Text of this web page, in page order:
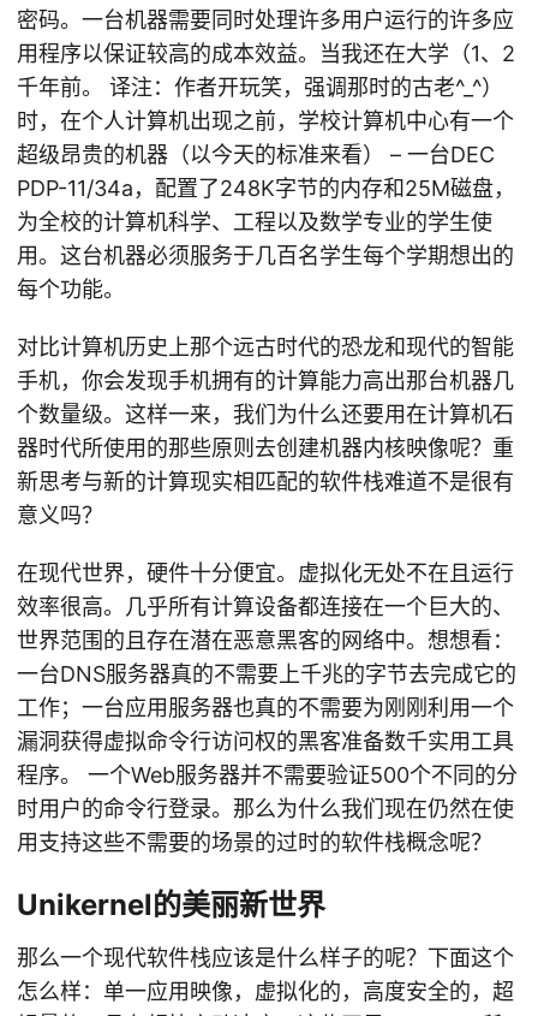
密码。一台机器需要同时处理许多用户运行的许多应
用程序以保证较高的成本效益。当我还在大学（1、2
千年前。 译注：作者开玩笑，强调那时的古老^_^）
时，在个人计算机出现之前，学校计算机中心有一个
超级昂贵的机器（以今天的标准来看） – 一台DEC
PDP-11/34a，配置了248K字节的内存和25M磁盘，
为全校的计算机科学、工程以及数学专业的学生使
用。这台机器必须服务于几百名学生每个学期想出的
每个功能。
对比计算机历史上那个远古时代的恐龙和现代的智能
手机，你会发现手机拥有的计算能力高出那台机器几
个数量级。这样一来，我们为什么还要用在计算机石
器时代所使用的那些原则去创建机器内核映像呢？重
新思考与新的计算现实相匹配的软件栈难道不是很有
意义吗？
在现代世界，硬件十分便宜。虚拟化无处不在且运行
效率很高。几乎所有计算设备都连接在一个巨大的、
世界范围的且存在潜在恶意黑客的网络中。想想看：
一台DNS服务器真的不需要上千兆的字节去完成它的
工作；一台应用服务器也真的不需要为刚刚利用一个
漏洞获得虚拟命令行访问权的黑客准备数千实用工具
程序。 一个Web服务器并不需要验证500个不同的分
时用户的命令行登录。那么为什么我们现在仍然在使
用支持这些不需要的场景的过时的软件栈概念呢？
Unikernel的美丽新世界
那么一个现代软件栈应该是什么样子的呢？下面这个
怎么样：单一应用映像，虚拟化的，高度安全的，超